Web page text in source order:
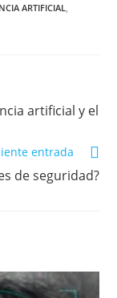
ARTIFICIAL
artificial y el
entrada
de seguridad?